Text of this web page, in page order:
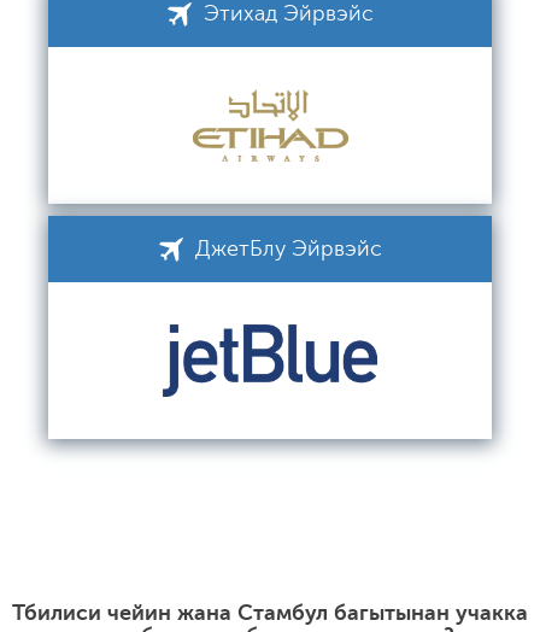
Этихад Эйрвэйс
ДжетБлу Эйрвэйс
Тбилиси чейин жана Стамбул багытынан учакка